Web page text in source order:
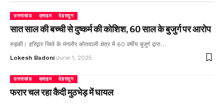
उत्तराखंड क्राइम देहरादून
सात साल की बच्ची से दुष्कर्म की कोशिश, 60 साल के बुजुर्ग पर आरोप
रुड़की। हरिद्वार जिले के मंगलौर कोतवाली क्षेत्र में 60 वर्षीय बुजुर्ग द्वारा…
Lokesh Badoni June 1, 2025
उत्तराखंड क्राइम देहरादून
फरार चल रहा कैदी मुठभेड़ में घायल